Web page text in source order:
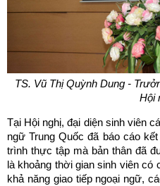
TS. Vũ Thị Quỳnh Dung -
Hội
Tại Hội nghị, đại diện sinh viên
ngữ Trung Quốc đã báo cáo
trình thực tập mà bản thân đã
là khoảng thời gian sinh viên
khả năng giao tiếp ngoại ngữ,